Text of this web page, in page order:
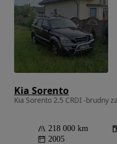
Kia Sorento
Kia Sorento 2.5 CRDI -brudny
218 000 km
2005